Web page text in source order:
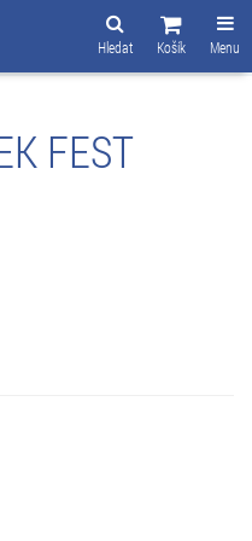
Menu
Košík
Hledat
FEST